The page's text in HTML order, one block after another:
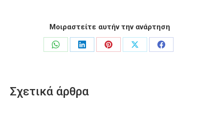
Μοιραστείτε αυτήν την ανάρτηση
Share
Share
Share
Share
Share
Σχετικά άρθρα